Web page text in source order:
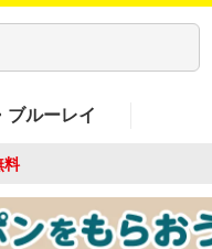
ブルーレイ
料